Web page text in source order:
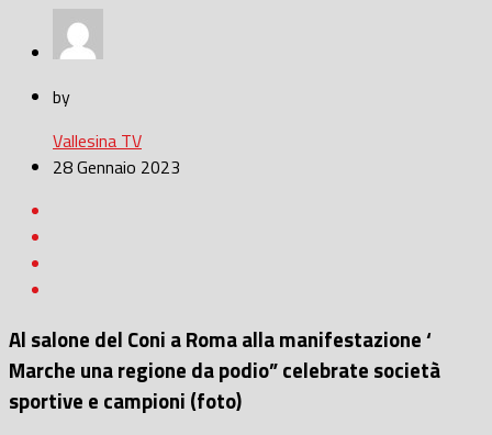
by
Vallesina TV
28 Gennaio 2023
Al salone del Coni a Roma alla manifestazione ‘
Marche una regione da podio” celebrate società
sportive e campioni (foto)